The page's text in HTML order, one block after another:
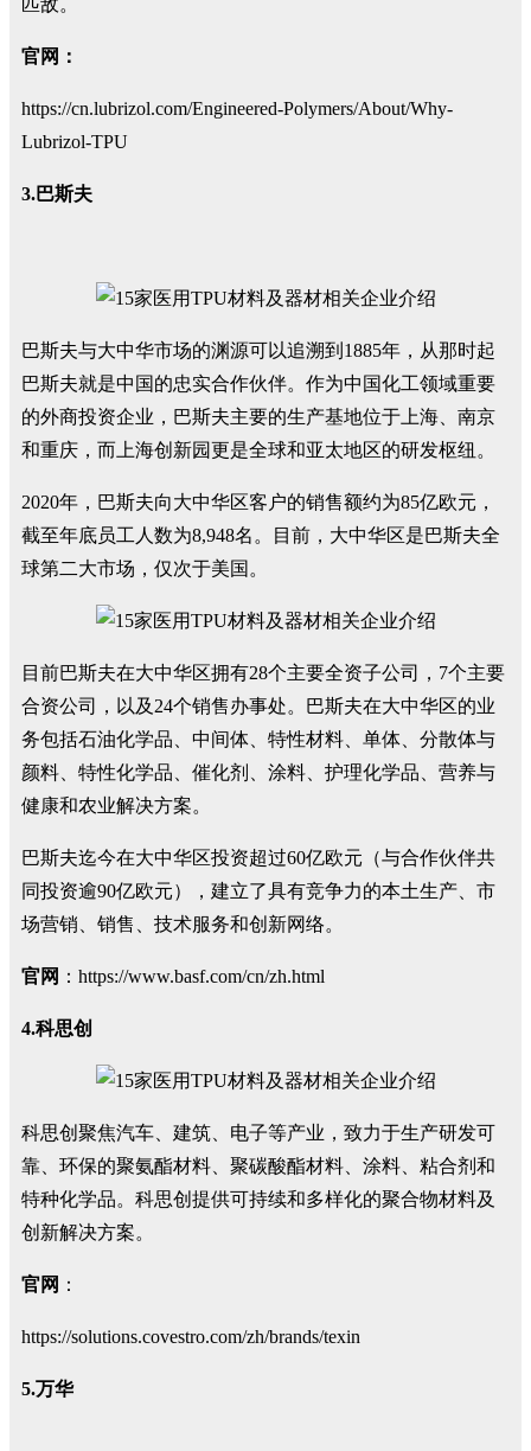
匹敌。
官网：
https://cn.lubrizol.com/Engineered-Polymers/About/Why-
Lubrizol-TPU
3.巴斯夫
巴斯夫与大中华市场的渊源可以追溯到1885年，从那时起
巴斯夫就是中国的忠实合作伙伴。作为中国化工领域重要
的外商投资企业，巴斯夫主要的生产基地位于上海、南京
和重庆，而上海创新园更是全球和亚太地区的研发枢纽。
2020年，巴斯夫向大中华区客户的销售额约为85亿欧元，
截至年底员工人数为8,948名。目前，大中华区是巴斯夫全
球第二大市场，仅次于美国。
目前巴斯夫在大中华区拥有28个主要全资子公司，7个主要
合资公司，以及24个销售办事处。巴斯夫在大中华区的业
务包括石油化学品、中间体、特性材料、单体、分散体与
颜料、特性化学品、催化剂、涂料、护理化学品、营养与
健康和农业解决方案。
巴斯夫迄今在大中华区投资超过60亿欧元（与合作伙伴共
同投资逾90亿欧元），建立了具有竞争力的本土生产、市
场营销、销售、技术服务和创新网络。
官网 ：https://www.basf.com/cn/zh.html
4.科思创
科思创聚焦汽车、建筑、电子等产业，致力于生产研发可
靠、环保的聚氨酯材料、聚碳酸酯材料、涂料、粘合剂和
特种化学品。科思创提供可持续和多样化的聚合物材料及
创新解决方案。
官网 ：
https://solutions.covestro.com/zh/brands/texin
5.万华